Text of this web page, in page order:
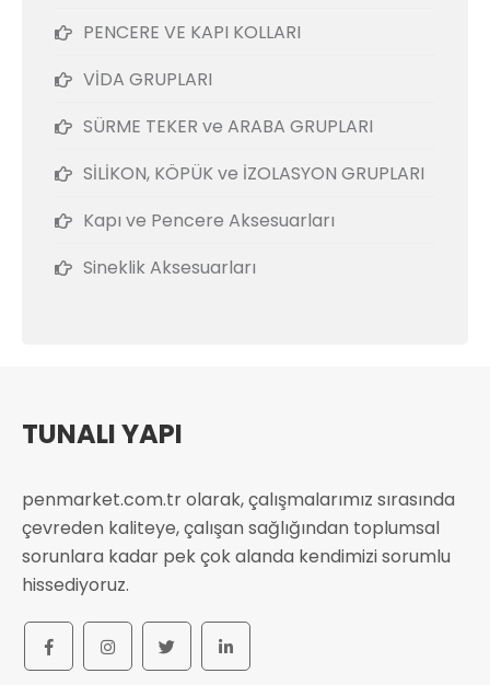
PENCERE VE KAPI KOLLARI
VİDA GRUPLARI
SÜRME TEKER ve ARABA GRUPLARI
SİLİKON, KÖPÜK ve İZOLASYON GRUPLARI
Kapı ve Pencere Aksesuarları
Sineklik Aksesuarları
TUNALI YAPI
penmarket.com.tr olarak, çalışmalarımız sırasında
çevreden kaliteye, çalışan sağlığından toplumsal
sorunlara kadar pek çok alanda kendimizi sorumlu
hissediyoruz.